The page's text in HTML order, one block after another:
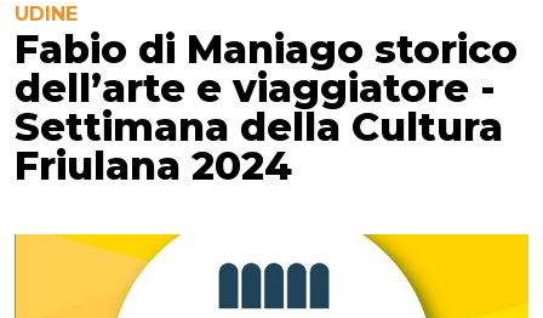
UDINE
Fabio di Maniago storico
dell’arte e viaggiatore -
Settimana della Cultura
Friulana 2024